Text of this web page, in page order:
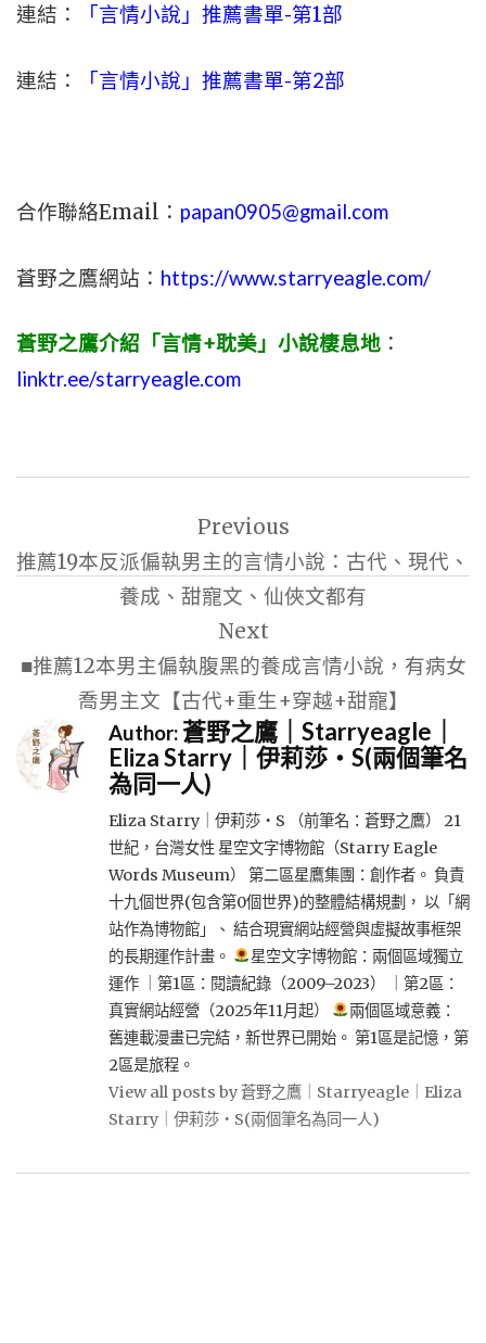
連結： 「言情小說」推薦書單-第1部
連結： 「言情小說」推薦書單-第2部
合作聯絡Email： papan0905@gmail.com
蒼野之鷹網站： https://www.starryeagle.com/
蒼野之鷹介紹「言情+耽美」小說棲息地 ：
linktr.ee/starryeagle.com
導
Previous
推薦19本反派偏執男主的言情小說：古代、現代、
養成、甜寵文、仙俠文都有
Next
■推薦12本男主偏執腹黑的養成言情小說，有病女
喬男主文【古代+重生+穿越+甜寵】
Author:蒼野之鷹｜Starryeagle｜
Eliza Starry｜伊莉莎・S(兩個筆名
為同一人)
Eliza Starry｜伊莉莎・S （前筆名：蒼野之鷹） 21
世紀，台灣女性 星空文字博物館（Starry Eagle
Words Museum） 第二區星鷹集團：創作者。 負責
十九個世界(包含第0個世界)的整體結構規劃， 以「網
站作為博物館」、 結合現實網站經營與虛擬故事框架
的長期運作計畫。
星空文字博物館：兩個區域獨立
運作 ｜第1區：閱讀紀錄（2009–2023） ｜第2區：
真實網站經營（2025年11月起）
兩個區域意義：
舊連載漫畫已完結，新世界已開始。 第1區是記憶，第
2區是旅程。
View all posts by 蒼野之鷹｜Starryeagle｜Eliza
Starry｜伊莉莎・S(兩個筆名為同一人)